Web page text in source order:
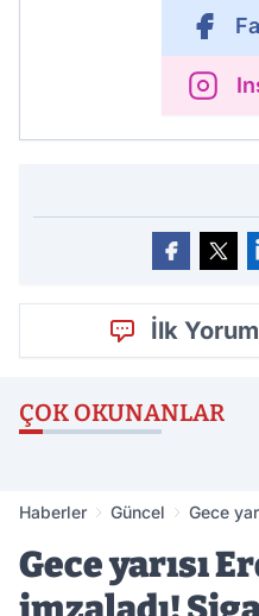
İlk
ÇOK OKUNANLAR
Haberler Güncel
Gece
Gece yarısı